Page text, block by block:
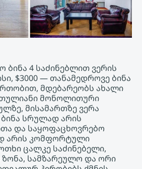
ბინა 4 საძინებლით ვერის
$3000 — თანამედროვე ბინა
მდებარეობს ახალი
მონოლითური
მისამართზე ვერა
ბინა სრულად არის
და საყოფაცხოვრებო
არის კომფორტული
ცალკე საძინებელი,
სამზარეულო და ორი